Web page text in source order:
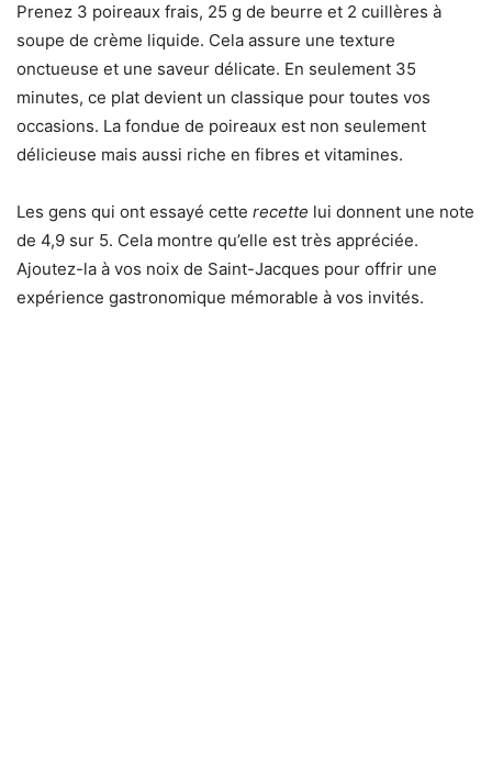
Prenez 3 poireaux frais, 25 g de beurre et 2 cuillères à
soupe de crème liquide. Cela assure une texture
onctueuse et une saveur délicate. En seulement 35
minutes, ce plat devient un classique pour toutes vos
occasions. La fondue de poireaux est non seulement
délicieuse mais aussi riche en fibres et vitamines.
Les gens qui ont essayé cette recette lui donnent une note
de 4,9 sur 5. Cela montre qu’elle est très appréciée.
Ajoutez-la à vos noix de Saint-Jacques pour offrir une
expérience gastronomique mémorable à vos invités.